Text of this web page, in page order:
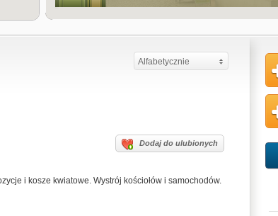
Alfabetycznie
Dodaj do ulubionych
i kosze kwiatowe. Wystrój kościołów i samochodów.